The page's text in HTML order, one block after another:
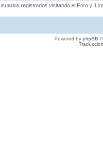
registrados visitando el Foro y 1
Powered by phpBB